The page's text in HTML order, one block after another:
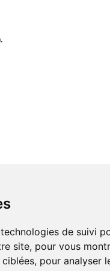
de suivi
site, pour vous
pour analyser
.